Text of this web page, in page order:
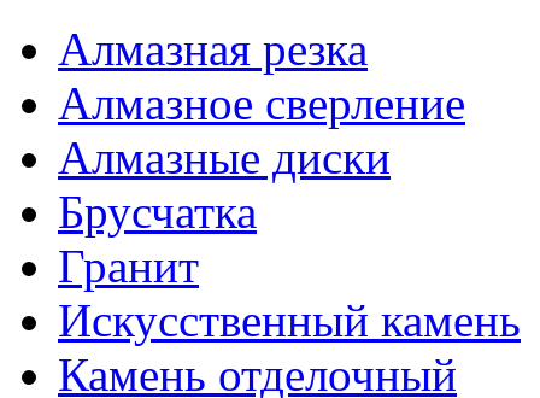
Алмазная резка
Алмазное сверление
Алмазные диски
Брусчатка
Гранит
Искусственный камень
Камень отделочный